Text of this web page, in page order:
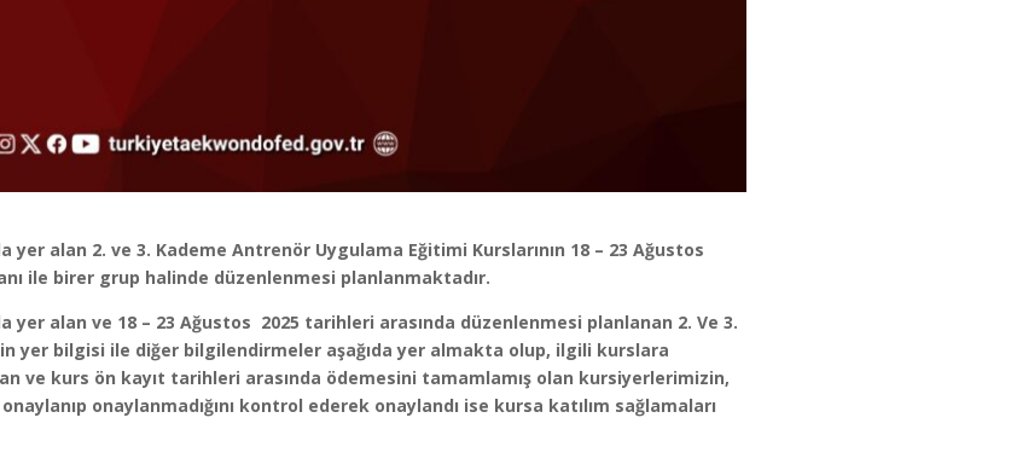
yer alan 2. ve 3. Kademe Antrenör Uygulama Eğitimi Kurslarının 18 – 23 Ağustos
ile birer grup halinde düzenlenmesi planlanmaktadır.
yer alan ve 18 – 23 Ağustos 2025 tarihleri arasında düzenlenmesi planlanan 2. Ve 3.
yer bilgisi ile diğer bilgilendirmeler aşağıda yer almakta olup, ilgili kurslara
ve kurs ön kayıt tarihleri arasında ödemesini tamamlamış olan kursiyerlerimizin,
onaylanmadığını kontrol ederek onaylandı ise kursa katılım sağlamaları